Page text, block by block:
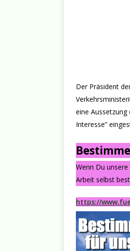
Der Präsident
eine Aussetzung
Interesse”
Wenn Du
Arbeit selbst
https://